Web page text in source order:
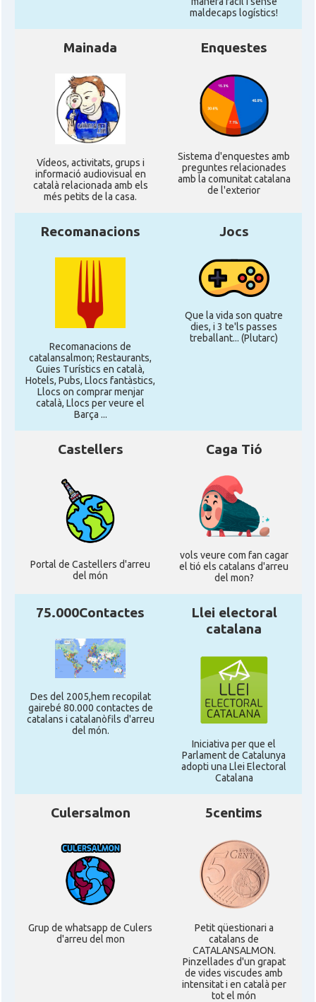
maldecaps logí­stics!
Mainada
Ví­deos, activitats, grups i
informació audiovisual en
català relacionada amb els
més petits de la casa.
Enquestes
Sistema d'enquestes amb
preguntes relacionades
amb la comunitat catalana
de l'exterior
Recomanacions
Recomanacions de
catalansalmon; Restaurants,
Guies Turístics en català,
Hotels, Pubs, Llocs fantàstics,
Llocs on comprar menjar
català, Llocs per veure el
Barça ...
Jocs
Que la vida son quatre
dies, i 3 te'ls passes
treballant... (Plutarc)
Castellers
Portal de Castellers d'arreu
del món
Caga Tió
vols veure com fan cagar
el tió els catalans d'arreu
del mon?
75.000Contactes
Des del 2005,hem recopilat
gairebé 80.000 contactes de
catalans i catalanòfils d'arreu
del món.
Llei electoral
catalana
Iniciativa per que el
Parlament de Catalunya
adopti una Llei Electoral
Catalana
Culersalmon
Grup de whatsapp de Culers
d'arreu del mon
5centims
Petit qüestionari a
catalans de
CATALANSALMON.
Pinzellades d'un grapat
de vides viscudes amb
intensitat i en català per
tot el món